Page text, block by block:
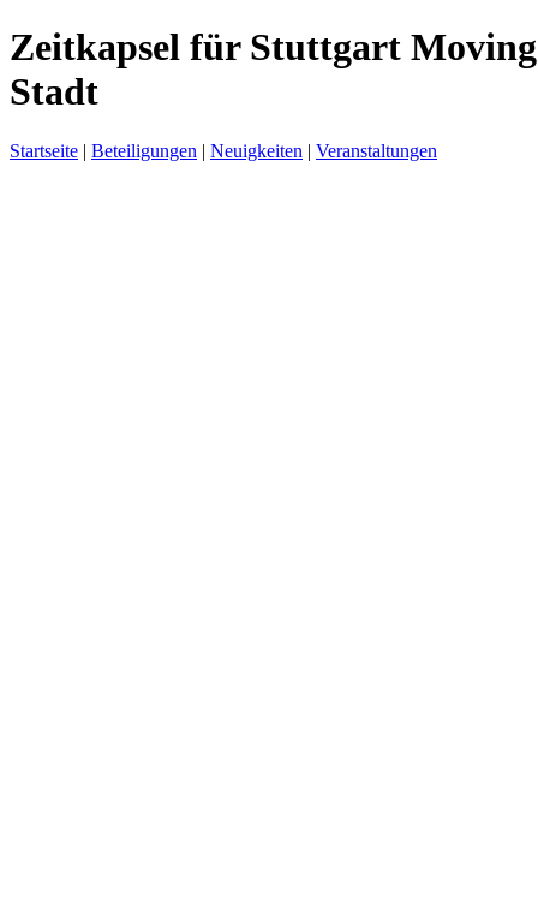
Zeitkapsel für Stuttgart
Stadt
Startseite | Beteiligungen | Neuigkeiten | Veranstaltungen